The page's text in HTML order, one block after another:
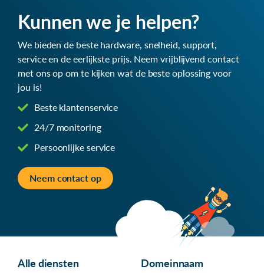
Kunnen we je helpen?
We bieden de beste hardware, snelheid, support,
service en de eerlijkste prijs. Neem vrijblijvend contact
met ons op om te kijken wat de beste oplossing voor
jou is!
Beste klantenservice
24/7 monitoring
Persoonlijke service
Neem contact op
Alle diensten Domeinnaam